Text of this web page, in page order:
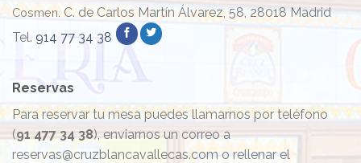
Cosmen. C. de Carlos Martín Álvarez, 58, 28018 Madrid
Tel. 914 77 34 38
Reservas
Para reservar tu mesa puedes llamarnos por teléfono
(91 477 34 38), enviarnos un correo a
reservas@cruzblancavallecas.com o rellenar el